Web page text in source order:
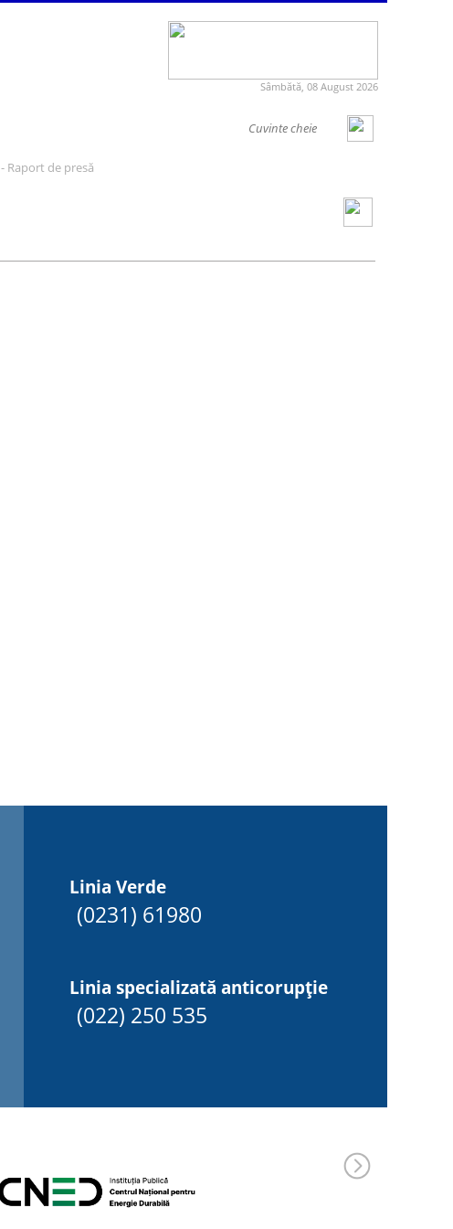
Sâmbătă, 08 August 2026
- Raport de presă
Linia Verde
(0231) 61980
Linia specializată anticorupție
(022) 250 535